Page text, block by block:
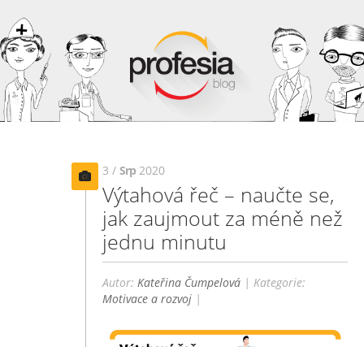
3 /Srp 2020
Výtahová řeč – naučte se,
jak zaujmout za méně než
jednu minutu
Autor:Kateřina Čumpelová | Kategorie:
Motivace a rozvoj |